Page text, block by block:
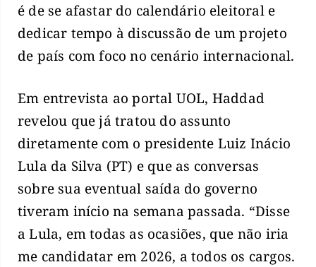
é de se afastar do calendário eleitoral e
dedicar tempo à discussão de um projeto
de país com foco no cenário internacional.
Em entrevista ao portal UOL, Haddad
revelou que já tratou do assunto
diretamente com o presidente Luiz Inácio
Lula da Silva (PT) e que as conversas
sobre sua eventual saída do governo
tiveram início na semana passada. “Disse
a Lula, em todas as ocasiões, que não iria
me candidatar em 2026, a todos os cargos.